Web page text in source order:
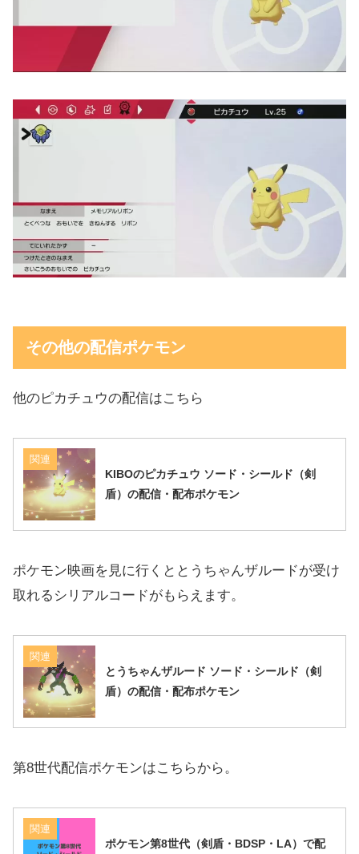
その他の配信ポケモン
他のピカチュウの配信はこちら
関連
KIBOのピカチュウ ソード・シールド（剣
盾）の配信・配布ポケモン
ポケモン映画を見に行くととうちゃんザルードが受け
取れるシリアルコードがもらえます。
関連
とうちゃんザルード ソード・シールド（剣
盾）の配信・配布ポケモン
第8世代配信ポケモンはこちらから。
関連
ポケモン第8世代（剣盾・BDSP・LA）で配